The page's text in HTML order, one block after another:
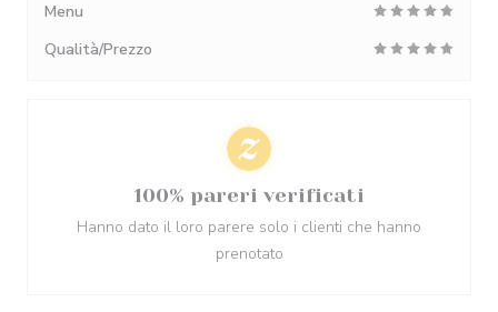
Menu
Qualità/Prezzo
100% pareri verificati
Hanno dato il loro parere solo i clienti che hanno
prenotato